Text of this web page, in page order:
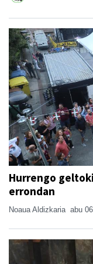
Hurrengo
errondan
Noaua Aldizkaria abu